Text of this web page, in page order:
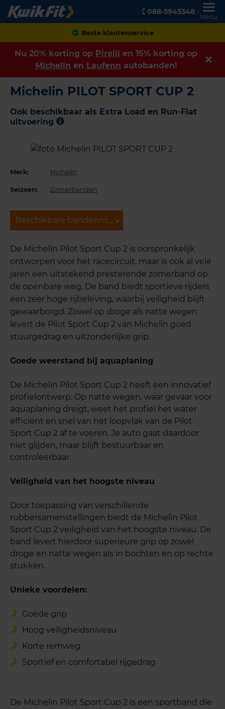
088-5945348
Menu
Achteraf betalen
Nu 20% korting op Pirelli en 15% korting op
Michelin en Laufenn autobanden!
Michelin PILOT SPORT CUP 2
Ook beschikbaar als Extra Load en Run-Flat
uitvoering
Merk: Michelin
Seizoen: Zomerbanden
Beschikbare bandenmaten
Beschikbare bandenmaten
De Michelin Pilot Sport Cup 2 is oorspronkelijk
ontworpen voor het racecircuit, maar is ook al vele
jaren een uitstekend presterende zomerband op
de openbare weg. De band biedt sportieve rijders
een zeer hoge rijbeleving, waarbij veiligheid blijft
gewaarborgd. Zowel op droge als natte wegen
levert de Pilot Sport Cup 2 van Michelin goed
stuurgedrag en uitzonderlijke grip.
Goede weerstand bij aquaplaning
De Michelin Pilot Sport Cup 2 heeft een innovatief
profielontwerp. Op natte wegen, waar gevaar voor
aquaplaning dreigt, weet het profiel het water
efficiënt en snel van het loopvlak van de Pilot
Sport Cup 2 af te voeren. Je auto gaat daardoor
niet glijden, maar blijft bestuurbaar en
controleerbaar.
Veiligheid van het hoogste niveau
Door toepassing van verschillende
rubbersamenstellingen biedt de Michelin Pilot
Sport Cup 2 veiligheid van het hoogste niveau. De
band levert hierdoor superieure grip op zowel
droge en natte wegen als in bochten en op rechte
stukken.
Unieke voordelen:
Goede grip
Hoog veiligheidsniveau
Korte remweg
Sportief en comfortabel rijgedrag
De Michelin Pilot Sport Cup 2 is een sportband die